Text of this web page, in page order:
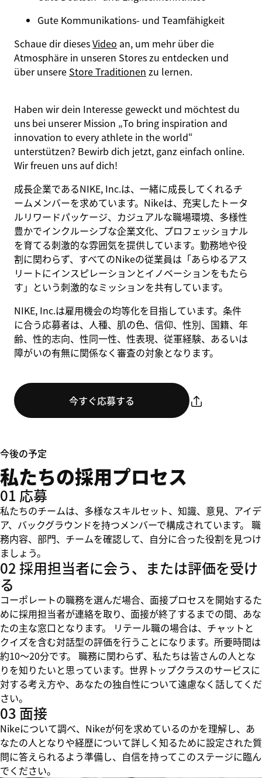
Gute Kommunikations- und Teamfähigkeit
Schaue dir diesesVideo an, um mehr über die
Atmosphäre in unseren Stores zu entdecken und
über unsere Store Traditionen zu lernen.
Haben wir dein Interesse geweckt und möchtest du
uns bei unserer Mission „To bring inspiration and
innovation to every athlete in the world“
unterstützen? Bewirb dich jetzt, ganz einfach online.
Wir freuen uns auf dich!
成長企業であるNIKE, Inc.は、一緒に成長してくれるチ
ームメンバーを求めています。Nikeは、充実したトータ
ルリワードパッケージ、カジュアルな職場環境、多様性
豊かでインクルーシブな企業文化、プロフェッショナル
を育てる刺激的な雰囲気を提供しています。勤務地や役
割に関わらず、すべてのNikeの従業員は「あらゆるアス
リートにインスピレーションとイノベーションをもたら
す」という刺激的なミッションを共有しています。
NIKE, Inc.は雇用機会の均等化を目指しています。条件
に合う応募者は、人種、肌の色、信仰、性別、国籍、年
齢、性的志向、性同一性、性表現、従軍経験、あるいは
障がいの有無に関係なく審査の対象となります。
今すぐ応募する
今後の予定
私たちの採用プロセス
01 応募
私たちのチームは、多様なスキルセット、知識、意見、アイデ
ア、バックグラウンドを持つメンバーで構成されています。 職
務内容、部門、チームを確認して、自分に合った役割を見つけ
ましょう。
02 採用担当者に会う、または評価を受け
る
コーポレートの職務を選んだ場合、面接プロセスを開始するた
めに採用担当者が連絡を取り、面接が終了するまでの間、あな
たの主な窓口となります。 リテール職の場合は、チャットと
クイズを含む対話型の評価を行うことになります。所要時間は
約10～20分です。 職務に関わらず、私たちは皆さんの人とな
りを知りたいと思っています。世界トップクラスのサービスに
対する考え方や、あなたの独自性について遠慮なく話してくだ
さい。
03 面接
Nikeについて調べ、Nikeが何を求めているのかを理解し、あ
なたの人となりや経歴について詳しく知るために設定された質
問に答えられるよう準備し、自信を持ってこのステージに臨ん
でください。